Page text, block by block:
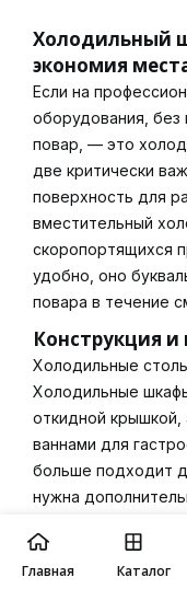
Главная Каталог
Холодильный
экономия
Если на
оборудования, без
повар, — это
две критически
поверхность для
вместительный
скоропортящихся
удобно, оно
повара в течение
Конструкция и
Холодильные
Холодильные
откидной
ваннами для
больше подходит
нужна
незаменим в
и на участках
ингредиент